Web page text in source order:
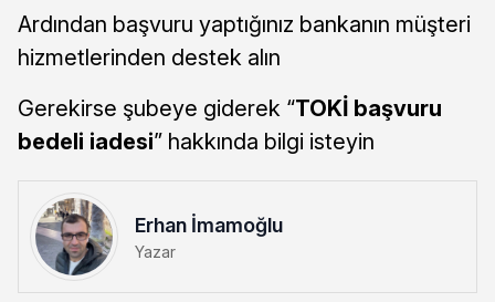
Ardından başvuru yaptığınız bankanın müşteri
hizmetlerinden destek alın
Gerekirse şubeye giderek “TOKİ başvuru
bedeli iadesi” hakkında bilgi isteyin
Erhan İmamoğlu
Yazar